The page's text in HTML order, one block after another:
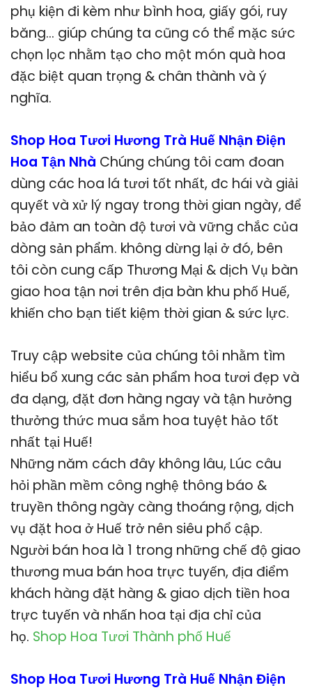
phụ kiện đi kèm như bình hoa, giấy gói, ruy
băng… giúp chúng ta cũng có thể mặc sức
chọn lọc nhằm tạo cho một món quà hoa
đặc biệt quan trọng & chân thành và ý
nghĩa.
Shop Hoa Tươi Hương Trà Huế Nhận Điện
Hoa Tận Nhà Chúng chúng tôi cam đoan
dùng các hoa lá tươi tốt nhất, đc hái và giải
quyết và xử lý ngay trong thời gian ngày, để
bảo đảm an toàn độ tươi và vững chắc của
dòng sản phẩm. không dừng lại ở đó, bên
tôi còn cung cấp Thương Mại & dịch Vụ bàn
giao hoa tận nơi trên địa bàn khu phố Huế,
khiến cho bạn tiết kiệm thời gian & sức lực.
Truy cập website của chúng tôi nhằm tìm
hiểu bổ xung các sản phẩm hoa tươi đẹp và
đa dạng, đặt đơn hàng ngay và tận hưởng
thưởng thức mua sắm hoa tuyệt hảo tốt
nhất tại Huế!
Những năm cách đây không lâu, Lúc câu
hỏi phần mềm công nghệ thông báo &
truyền thông ngày càng thoáng rộng, dịch
vụ đặt hoa ở Huế trở nên siêu phổ cập.
Người bán hoa là 1 trong những chế độ giao
thương mua bán hoa trực tuyến, địa điểm
khách hàng đặt hàng & giao dịch tiền hoa
trực tuyến và nhấn hoa tại địa chỉ của
họ. Shop Hoa Tươi Thành phố Huế
Shop Hoa Tươi Hương Trà Huế Nhận Điện